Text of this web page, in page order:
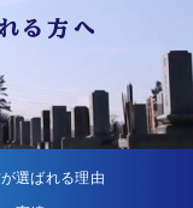
る方へ
選ばれる理由